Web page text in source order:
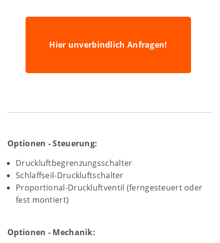
Hier unverbindlich Anfragen!
Optionen - Steuerung:
Druckluftbegrenzungsschalter
Schlaffseil-Druckluftschalter
Proportional-Druckluftventil (ferngesteuert oder
fest montiert)
Optionen - Mechanik: